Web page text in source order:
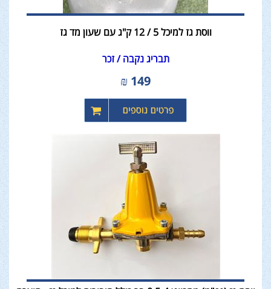
ווסת גז למיכל 5 / 12 ק"ג עם שעון מד גז
תבריג נקבה / זכר
149
₪